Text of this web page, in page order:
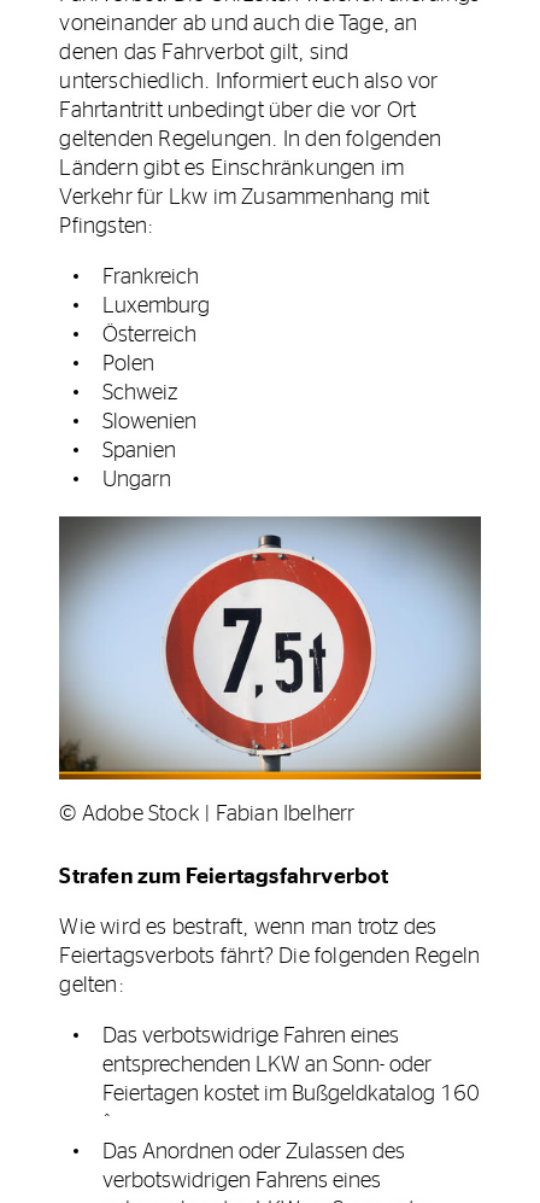
voneinander ab und auch die Tage, an
denen das Fahrverbot gilt, sind
unterschiedlich. Informiert euch also vor
Fahrtantritt unbedingt über die vor Ort
geltenden Regelungen. In den folgenden
Ländern gibt es Einschränkungen im
Verkehr für Lkw im Zusammenhang mit
Pfingsten:
Frankreich
Luxemburg
Österreich
Polen
Schweiz
Slowenien
Spanien
Ungarn
© Adobe Stock | Fabian Ibelherr
Strafen zum Feiertagsfahrverbot
Wie wird es bestraft, wenn man trotz des
Feiertagsverbots fährt? Die folgenden Regeln
gelten:
Das verbotswidrige Fahren eines
entsprechenden LKW an Sonn- oder
Feiertagen kostet im Bußgeldkatalog 160
Das Anordnen oder Zulassen des
verbotswidrigen Fahrens eines